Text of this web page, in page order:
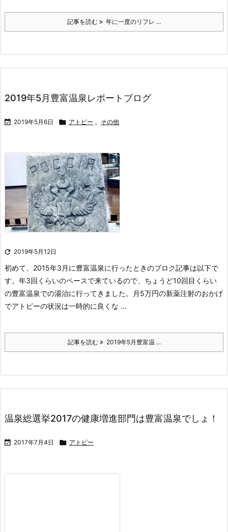
記事を読む 年に一度のリフレ ...
2019年5月豊富温泉レポートブログ
 2019年5月6日  アトピー , その他
 2019年5月12日
初めて、2015年3月に豊富温泉に行ったときのブロク記事は以下で
す。年3回くらいのペースで来ているので、ちょうど10回目くらい
の豊富温泉での湯治に行ってきました。
月5万円の新薬注射のおかげ
でアトピーの状況は一時的に良くな ...
記事を読む 2019年5月豊富温 ...
温泉総選挙2017の健康増進部門は豊富温泉でしょ！
 2017年7月4日  アトピー